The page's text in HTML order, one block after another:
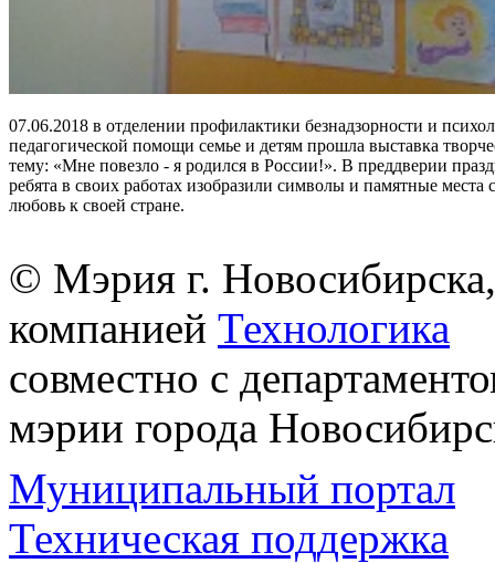
07.06.2018 в отделении профилактики безнадзорности и
педагогической помощи семье и детям прошла выставка
тему: «Мне повезло - я родился в России!». В преддверии
ребята в своих работах изобразили символы и памятные места
любовь к своей стране.
© Мэрия г.
компанией Технологика
совместно с
мэрии города
Муниципальный портал
Техническая поддержка